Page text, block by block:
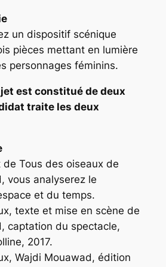
un dispositif scénique
pièces mettant en lumière
personnages féminins.
est constitué de deux
traite les deux
Tous des oiseaux de
vous analyserez le
et du temps.
texte et mise en scène de
captation du spectacle,
2017.
Wajdi Mouawad, édition